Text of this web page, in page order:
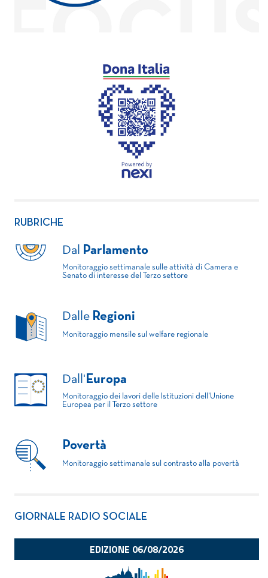
RUBRICHE
Dal Parlamento
Monitoraggio settimanale sulle attività di Camera e
Senato di interesse del Terzo settore
Dalle Regioni
Monitoraggio mensile sul welfare regionale
Dall' Europa
Monitoraggio dei lavori delle Istituzioni dell'Unione
Europea per il Terzo settore
Povertà
Monitoraggio settimanale sul contrasto alla povertà
GIORNALE RADIO SOCIALE